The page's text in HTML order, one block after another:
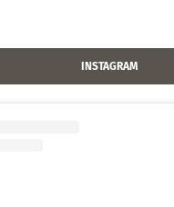
INSTAGRAM